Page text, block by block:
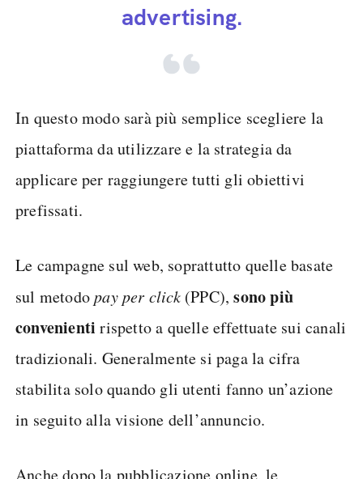
advertising.
In questo modo sarà più semplice scegliere la
piattaforma da utilizzare e la strategia da
applicare per raggiungere tutti gli obiettivi
prefissati.
Le campagne sul web, soprattutto quelle basate
sul metodopay per click(PPC),sono più
convenienti rispetto a quelle effettuate sui canali
tradizionali. Generalmente si paga la cifra
stabilita solo quando gli utenti fanno un’azione
in seguito alla visione dell’annuncio.
Anche dopo la pubblicazione online, le